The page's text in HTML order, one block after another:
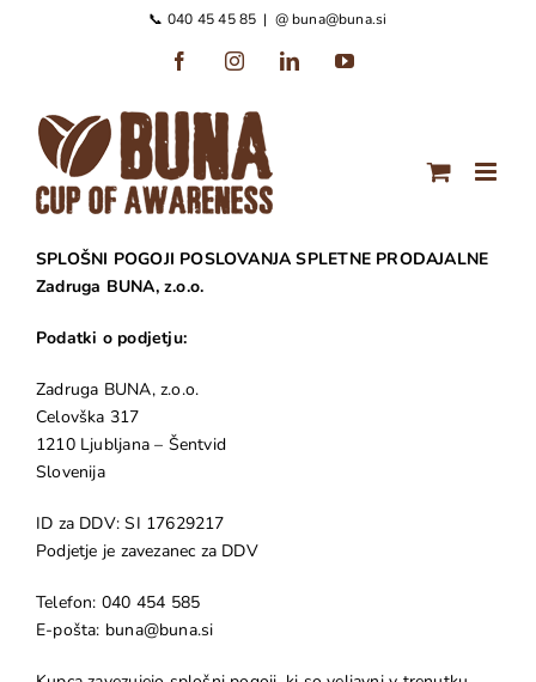
📞 040 45 45 85 | @ buna@buna.si
FacebookInstagramLinkedInYouTube
SPLOŠNI POGOJI POSLOVANJA SPLETNE PRODAJALNE
Zadruga BUNA, z.o.o.
Podatki o podjetju:
Zadruga BUNA, z.o.o.
Celovška 317
1210 Ljubljana – Šentvid
Slovenija
ID za DDV: SI 17629217
Podjetje je zavezanec za DDV
Telefon: 040 454 585
E-pošta: buna@buna.si